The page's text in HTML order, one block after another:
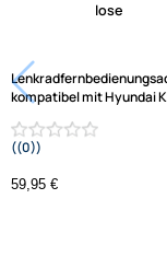
Varianten: